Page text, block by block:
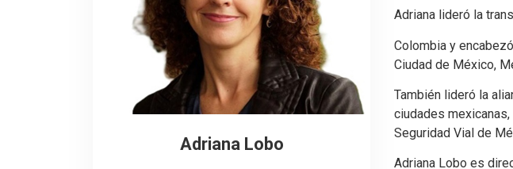
Adriana Lobo
Adriana lideró la
Colombia y
Ciudad de México,
También lideró la
ciudades
Seguridad Vial de
Adriana Lobo es